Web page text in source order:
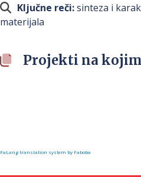
Ključne reči:sinteza i
materijala
Projekti na
FaLang translation system by Faboba